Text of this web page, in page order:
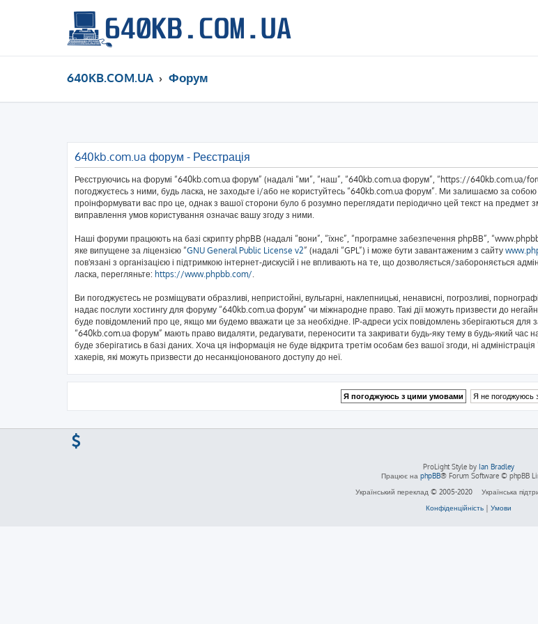
640KB.COM.UA Форум
640kb.com.ua форум - Реєстрація
Реєструючись на форумі “640kb.com.ua форум” (надалі “ми”, “наш”, “640kb.com.ua форум”, “https://640kb.com.ua/
погоджуєтесь з ними, будь ласка, не заходьте і/або не користуйтесь “640kb.com.ua форум”. Ми залишаємо за
проінформувати вас про це, однак з вашої сторони було б розумно переглядати періодично цей текст на предмет
виправлення умов користування означає вашу згоду з ними.
Наші форуми працюють на базі скрипту phpBB (надалі “вони”, “їхнє”, “програмне забезпечення phpBB”,
яке випущене за ліцензією “GNU General Public License v2” (надалі “GPL”) і може бути завантаженим з сайту
пов'язані з організацією і підтримкою інтернет-дискусій і не впливають на те, що дозволяється/забороняється
ласка, перегляньте: https://www.phpbb.com/
Ви погоджуєтесь не розміщувати образливі, непристойні, вульгарні, наклепницькі, ненависні, погрозливі,
надає послуги хостингу для форуму “640kb.com.ua форум” чи міжнародне право. Такі дії можуть призвести до
буде повідомлений про це, якщо ми будемо вважати це за необхідне. IP-адреси усіх повідомлень зберігаються для
“640kb.com.ua форум” мають право видаляти, редагувати, переносити та закривати будь-яку тему в будь-який час
буде зберігатись в базі даних. Хоча ця інформація не буде відкрита третім особам без вашої згоди, ні
хакерів, які можуть призвести до несанкціонованого доступу до неї.
ProLight Style by Ian Bradley
Працює на phpBB® Forum Software © phpBB
Український переклад © 2005-2020
Українська
Конфіденційність| Умови